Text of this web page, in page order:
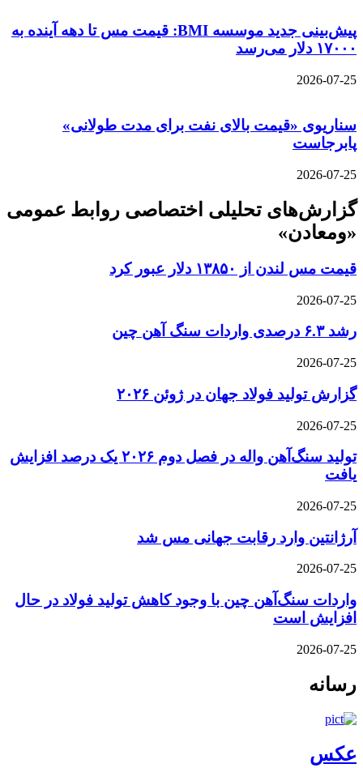
پیش‌بینی جدید موسسه BMI: قیمت مس تا دهه آینده به
۱۷۰۰۰ دلار می‌رسد
2026-07-25
سناریوی «قیمت بالای نفت برای مدت طولانی»
پابرجاست
2026-07-25
گزارش‌های تحلیلی اختصاصی روابط عمومی
«ومعادن»
قیمت مس لندن از ۱۳۸۵۰ دلار عبور کرد
2026-07-25
رشد ۶.۳ درصدی واردات سنگ آهن چین
2026-07-25
گزارش تولید فولاد جهان در ژوئن ۲۰۲۶
2026-07-25
تولید سنگ‌آهن واله در فصل دوم ۲۰۲۶ یک درصد افزایش
یافت
2026-07-25
آرژانتین وارد رقابت جهانی مس شد
2026-07-25
واردات سنگ‌آهن چین با وجود کاهش تولید فولاد در حال
افزایش است
2026-07-25
رسانه
عکس